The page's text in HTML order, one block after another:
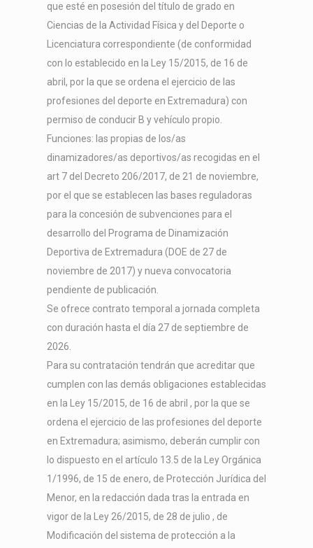
que esté en posesión del título de grado en
Ciencias de la Actividad Física y del Deporte o
Licenciatura correspondiente (de conformidad
con lo establecido en la Ley 15/2015, de 16 de
abril, por la que se ordena el ejercicio de las
profesiones del deporte en Extremadura) con
permiso de conducir B y vehículo propio.
Funciones: las propias de los/as
dinamizadores/as deportivos/as recogidas en el
art 7 del Decreto 206/2017, de 21 de noviembre,
por el que se establecen las bases reguladoras
para la concesión de subvenciones para el
desarrollo del Programa de Dinamización
Deportiva de Extremadura (DOE de 27 de
noviembre de 2017) y nueva convocatoria
pendiente de publicación.
Se ofrece contrato temporal a jornada completa
con duración hasta el día 27 de septiembre de
2026.
Para su contratación tendrán que acreditar que
cumplen con las demás obligaciones establecidas
en la Ley 15/2015, de 16 de abril , por la que se
ordena el ejercicio de las profesiones del deporte
en Extremadura; asimismo, deberán cumplir con
lo dispuesto en el artículo 13.5 de la Ley Orgánica
1/1996, de 15 de enero, de Protección Jurídica del
Menor, en la redacción dada tras la entrada en
vigor de la Ley 26/2015, de 28 de julio , de
Modificación del sistema de protección a la